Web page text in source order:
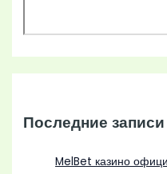
Последние записи
MelBet казино